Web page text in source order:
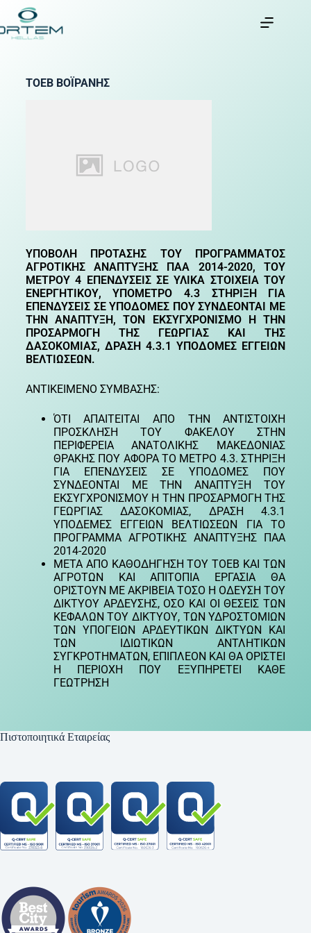
ΤΟΕΒ ΒΟΪΡΑΝΗΣ
ΥΠΟΒΟΛΗ ΠΡΟΤΑΣΗΣ ΤΟΥ ΠΡΟΓΡΑΜΜΑΤΟΣ
ΑΓΡΟΤΙΚΗΣ ΑΝΑΠΤΥΞΗΣ ΠΑΑ 2014-2020, ΤΟΥ
ΜΕΤΡΟΥ 4 ΕΠΕΝΔΥΣΕΙΣ ΣΕ ΥΛΙΚΑ ΣΤΟΙΧΕΙΑ ΤΟΥ
ΕΝΕΡΓΗΤΙΚΟΥ, ΥΠΟΜΕΤΡΟ 4.3 ΣΤΗΡΙΞΗ ΓΙΑ
ΕΠΕΝΔΥΣΕΙΣ ΣΕ ΥΠΟΔΟΜΕΣ ΠΟΥ ΣΥΝΔΕΟΝΤΑΙ ΜΕ
ΤΗΝ ΑΝΑΠΤΥΞΗ, ΤΟΝ ΕΚΣΥΓΧΡΟΝΙΣΜΟ Η ΤΗΝ
ΠΡΟΣΑΡΜΟΓΗ ΤΗΣ ΓΕΩΡΓΙΑΣ ΚΑΙ ΤΗΣ
ΔΑΣΟΚΟΜΙΑΣ, ΔΡΑΣΗ 4.3.1 ΥΠΟΔΟΜΕΣ ΕΓΓΕΙΩΝ
ΒΕΛΤΙΩΣΕΩΝ.
ΑΝΤΙΚΕΙΜΕΝΟ ΣΥΜΒΑΣΗΣ:
ΌΤΙ ΑΠΑΙΤΕΙΤΑΙ ΑΠΟ ΤΗΝ ΑΝΤΙΣΤΟΙΧΗ
ΠΡΟΣΚΛΗΣΗ ΤΟΥ ΦΑΚΕΛΟΥ ΣΤΗΝ
ΠΕΡΙΦΕΡΕΙΑ ΑΝΑΤΟΛΙΚΗΣ ΜΑΚΕΔΟΝΙΑΣ
ΘΡΑΚΗΣ ΠΟΥ ΑΦΟΡΑ ΤΟ ΜΕΤΡΟ 4.3. ΣΤΗΡΙΞΗ
ΓΙΑ ΕΠΕΝΔΥΣΕΙΣ ΣΕ ΥΠΟΔΟΜΕΣ ΠΟΥ
ΣΥΝΔΕΟΝΤΑΙ ΜΕ ΤΗΝ ΑΝΑΠΤΥΞΗ ΤΟΥ
ΕΚΣΥΓΧΡΟΝΙΣΜΟΥ Η ΤΗΝ ΠΡΟΣΑΡΜΟΓΗ ΤΗΣ
ΓΕΩΡΓΙΑΣ ΔΑΣΟΚΟΜΙΑΣ, ΔΡΑΣΗ 4.3.1
ΥΠΟΔΕΜΕΣ ΕΓΓΕΙΩΝ ΒΕΛΤΙΩΣΕΩΝ ΓΙΑ ΤΟ
ΠΡΟΓΡΑΜΜΑ ΑΓΡΟΤΙΚΗΣ ΑΝΑΠΤΥΞΗΣ ΠΑΑ
2014-2020
ΜΕΤΑ ΑΠΟ ΚΑΘΟΔΗΓΗΣΗ ΤΟΥ ΤΟΕΒ ΚΑΙ ΤΩΝ
ΑΓΡΟΤΩΝ ΚΑΙ ΑΠΙΤΟΠΙΑ ΕΡΓΑΣΙΑ ΘΑ
ΟΡΙΣΤΟΥΝ ΜΕ ΑΚΡΙΒΕΙΑ ΤΟΣΟ Η ΟΔΕΥΣΗ ΤΟΥ
ΔΙΚΤΥΟΥ ΑΡΔΕΥΣΗΣ, ΟΣΟ ΚΑΙ ΟΙ ΘΕΣΕΙΣ ΤΩΝ
ΚΕΦΑΛΩΝ ΤΟΥ ΔΙΚΤΥΟΥ, ΤΩΝ ΥΔΡΟΣΤΟΜΙΩΝ
ΤΩΝ ΥΠΟΓΕΙΩΝ ΑΡΔΕΥΤΙΚΩΝ ΔΙΚΤΥΩΝ ΚΑΙ
ΤΩΝ ΙΔΙΩΤΙΚΩΝ ΑΝΤΛΗΤΙΚΩΝ
ΣΥΓΚΡΟΤΗΜΑΤΩΝ, ΕΠΙΠΛΕΟΝ ΚΑΙ ΘΑ ΟΡΙΣΤΕΙ
Η ΠΕΡΙΟΧΗ ΠΟΥ ΕΞΥΠΗΡΕΤΕΙ ΚΑΘΕ
ΓΕΩΤΡΗΣΗ
Πιστοποιητικά Εταιρείας